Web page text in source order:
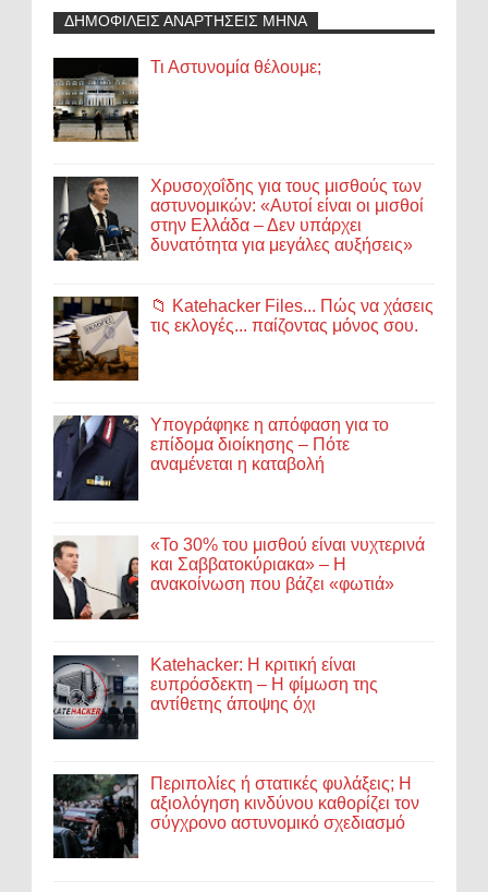
ΔΗΜΟΦΙΛΕΙΣ ΑΝΑΡΤΗΣΕΙΣ ΜΗΝΑ
Τι Αστυνομία θέλουμε;
Χρυσοχοΐδης για τους μισθούς των
αστυνομικών: «Αυτοί είναι οι μισθοί
στην Ελλάδα – Δεν υπάρχει
δυνατότητα για μεγάλες αυξήσεις»
📁 Katehacker Files... Πώς να χάσεις
τις εκλογές... παίζοντας μόνος σου.
Υπογράφηκε η απόφαση για το
επίδομα διοίκησης – Πότε
αναμένεται η καταβολή
«Το 30% του μισθού είναι νυχτερινά
και Σαββατοκύριακα» – Η
ανακοίνωση που βάζει «φωτιά»
Katehacker: Η κριτική είναι
ευπρόσδεκτη – Η φίμωση της
αντίθετης άποψης όχι
Περιπολίες ή στατικές φυλάξεις; Η
αξιολόγηση κινδύνου καθορίζει τον
σύγχρονο αστυνομικό σχεδιασμό